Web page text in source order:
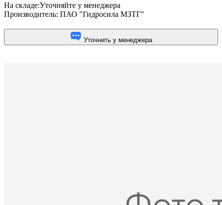
На складе:Уточняйте у менеджера
Производитель: ПАО "Гидросила МЗТГ"
Уточнить у менеджера